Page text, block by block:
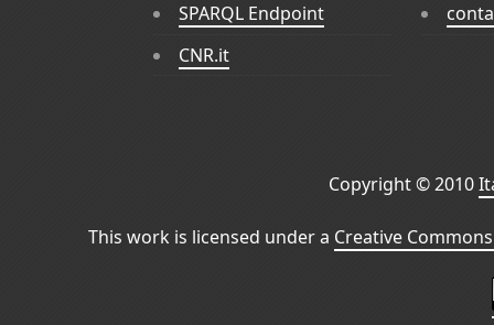
SPARQL Endpoint
CNR.it
Copyright © 2010
This work is licensed under a Creative